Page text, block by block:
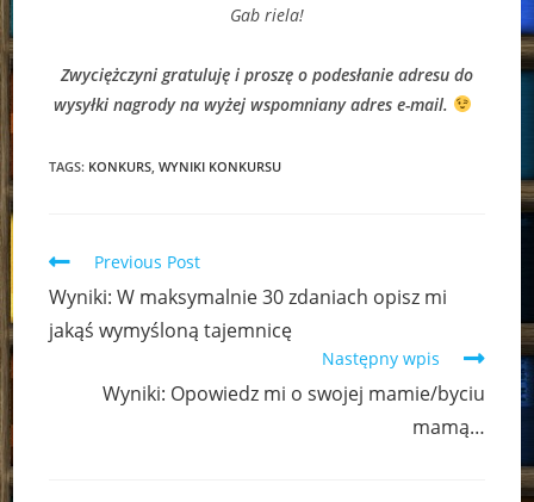
Gab riela!
Zwyciężczyni gratuluję i proszę o podesłanie adresu do
wysyłki nagrody na wyżej wspomniany adres e-mail.
TAGS: KONKURS WYNIKI KONKURSU
Read
articles
Previous Post
Wyniki: W maksymalnie 30 zdaniach opisz mi
jakąś wymyśloną tajemnicę
Następny wpis
Wyniki: Opowiedz mi o swojej mamie/byciu
mamą…